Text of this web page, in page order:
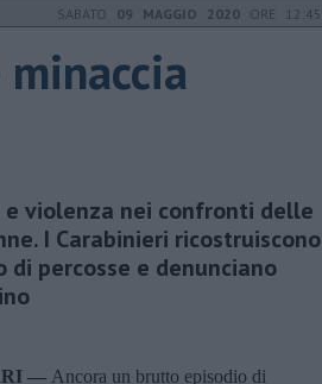
SABATO 09 MAGGIO 2020 ORE 12:45
e violenza nei confronti delle
I Carabinieri ricostruiscono
di percosse e denunciano
— Ancora un brutto episodio di